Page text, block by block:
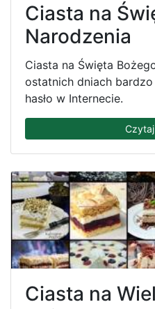
Ciasta na
Narodzenia
Ciasta na Święta
ostatnich dniach
hasło w Internecie.
Ciasta na